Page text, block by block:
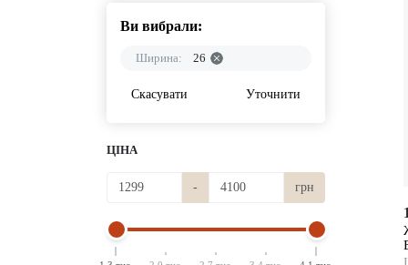
Ви вибрали:
Ширина: 26
Скасувати Уточнити
ЦІНА
- грн